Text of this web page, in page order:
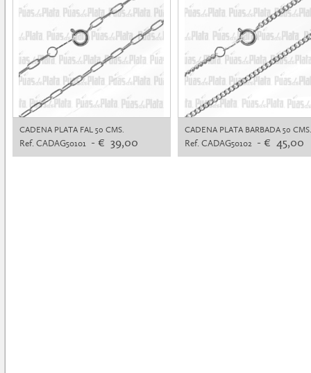
CADENA PLATA FAL 50 CMS.
Ref. CADAG50101 - € 39,00
CADENA PLATA BARBADA 50 CMS.
Ref. CADAG50102 - € 45,00